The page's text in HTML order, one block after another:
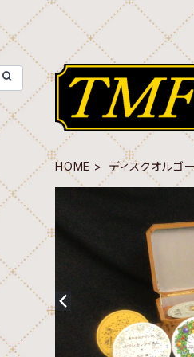
HOME ディスクオルゴ